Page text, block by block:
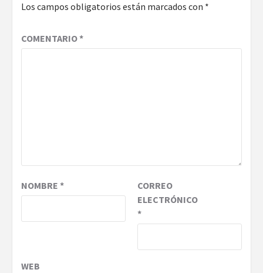
Los campos obligatorios están marcados con *
COMENTARIO*
NOMBRE *
CORREO
ELECTRÓNICO
*
WEB